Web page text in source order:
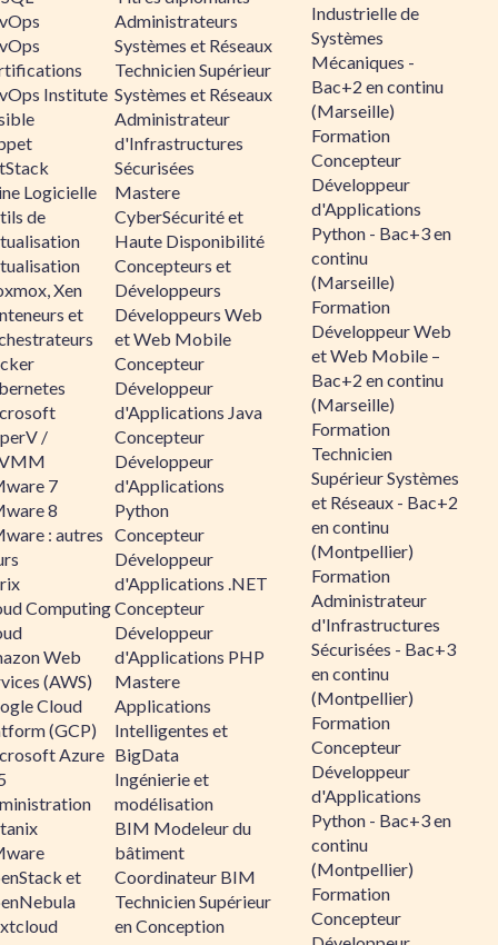
Institute
Logicielle
de
Xen
et
/
7
8
: autres
Computing
Web
(AWS)
Cloud
(GCP)
Azure
et
Administrateurs
Systèmes et Réseaux
Technicien Supérieur
Systèmes et Réseaux
Administrateur
d'Infrastructures
Sécurisées
Mastere
CyberSécurité et
Haute Disponibilité
Concepteurs et
Développeurs
Développeurs Web
et Web Mobile
Concepteur
Développeur
d'Applications Java
Concepteur
Développeur
d'Applications
Python
Concepteur
Développeur
d'Applications .NET
Concepteur
Développeur
d'Applications PHP
Mastere
Applications
Intelligentes et
BigData
Ingénierie et
modélisation
BIM Modeleur du
bâtiment
Coordinateur BIM
Technicien Supérieur
en Conception
Industrielle de
Systèmes
Mécaniques -
Bac+2 en continu
(Marseille)
Formation
Concepteur
Développeur
d'Applications
Python - Bac+3 en
continu
(Marseille)
Formation
Développeur Web
et Web Mobile –
Bac+2 en continu
(Marseille)
Formation
Technicien
Supérieur Systèmes
et Réseaux - Bac+2
en continu
(Montpellier)
Formation
Administrateur
d'Infrastructures
Sécurisées - Bac+3
en continu
(Montpellier)
Formation
Concepteur
Développeur
d'Applications
Python - Bac+3 en
continu
(Montpellier)
Formation
Concepteur